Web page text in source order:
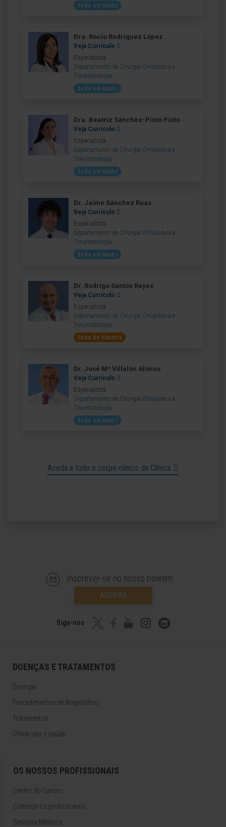
Sede em Madri
Dra. Rocío Rodríguez López
Veja Currículo
Especialista
Departamento de Cirurgia Ortopédica e
Traumatologia
Sede em Madri
Dra. Beatriz Sánchez-Pinto Pinto
Veja Currículo
Especialista
Departamento de Cirurgia Ortopédica e
Traumatologia
Sede em Madri
Dr. Jaime Sánchez Ruas
Veja Currículo
Especialista
Departamento de Cirurgia Ortopédica e
Traumatologia
Sede em Madri
Dr. Rodrigo Santos Reyes
Veja Currículo
Especialista
Departamento de Cirurgia Ortopédica e
Traumatologia
Sede de Navarra
Dr. José Mª Villalón Alonso
Veja Currículo
Especialista
Departamento de Cirurgia Ortopédica e
Traumatologia
Sede em Madri
Aceda a todo o corpo clínico da Clínica
Inscrever-se no nosso boletim
ASSINAR
Siga-nos
DOENÇAS E TRATAMENTOS
Doenças
Procedimentos de diagnóstico
Tratamentos
Check-ups e saúde
OS NOSSOS PROFISSIONAIS
Centro do Cancro
Conheça os profissionais
Serviços Médicos